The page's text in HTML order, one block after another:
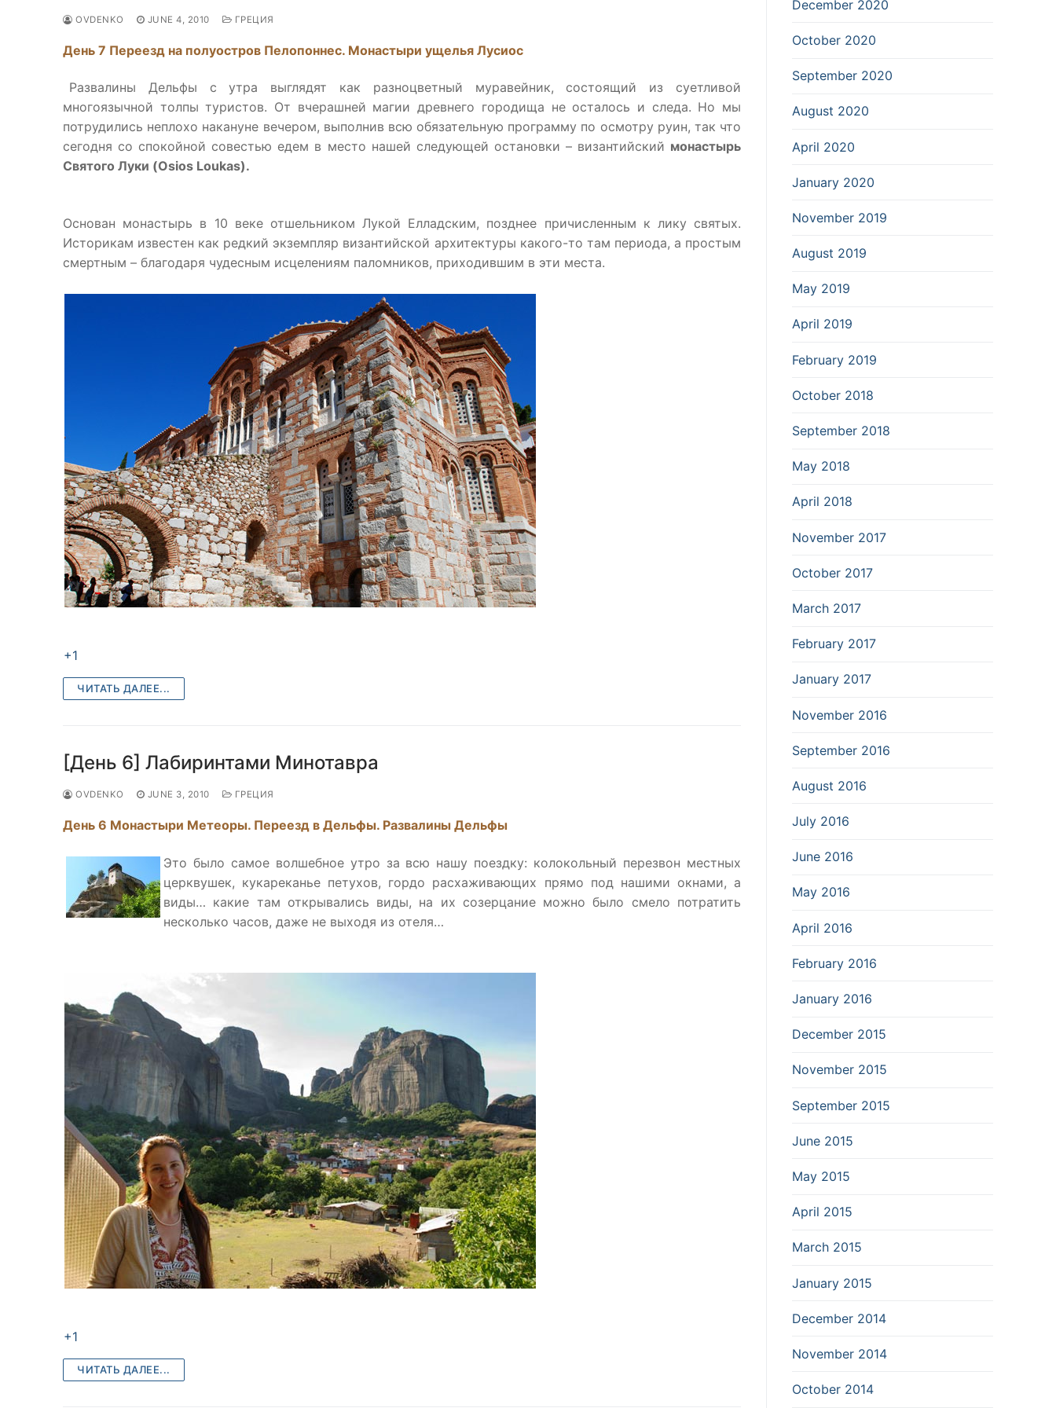
OVDENKO JUNE 4, 2010 ГРЕЦИЯ
День 7 Переезд на полуостров Пелопоннес. Монастыри ущелья Лусиос
Развалины Дельфы с утра выглядят как разноцветный муравейник, состоящий из суетливой
многоязычной толпы туристов. От вчерашней магии древнего городища не осталось и следа. Но мы
потрудились неплохо накануне вечером, выполнив всю обязательную программу по осмотру руин, так что
сегодня со спокойной совестью едем в место нашей следующей остановки – византийский монастырь
Святого Луки (Osios Loukas).
Основан монастырь в 10 веке отшельником Лукой Елладским, позднее причисленным к лику святых.
Историкам известен как редкий экземпляр византийской архитектуры какого-то там периода, а простым
смертным – благодаря чудесным исцелениям паломников, приходившим в эти места.
+1
ЧИТАТЬ ДАЛЕЕ...
[День 6] Лабиринтами Минотавра
OVDENKO JUNE 3, 2010 ГРЕЦИЯ
День 6 Монастыри Метеоры. Переезд в Дельфы. Развалины Дельфы
Это было самое волшебное утро за всю нашу поездку: колокольный перезвон местных
церквушек, кукареканье петухов, гордо расхаживающих прямо под нашими окнами, а
виды… какие там открывались виды, на их созерцание можно было смело потратить
несколько часов, даже не выходя из отеля…
+1
ЧИТАТЬ ДАЛЕЕ...
December 2020
October 2020
September 2020
August 2020
April 2020
January 2020
November 2019
August 2019
May 2019
April 2019
February 2019
October 2018
September 2018
May 2018
April 2018
November 2017
October 2017
March 2017
February 2017
January 2017
November 2016
September 2016
August 2016
July 2016
June 2016
May 2016
April 2016
February 2016
January 2016
December 2015
November 2015
September 2015
June 2015
May 2015
April 2015
March 2015
January 2015
December 2014
November 2014
October 2014